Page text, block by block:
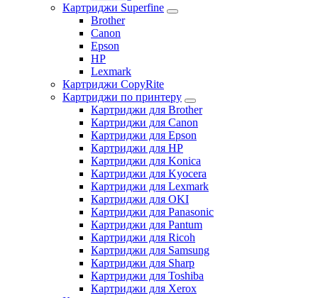
Картриджи Superfine
Brother
Canon
Epson
HP
Lexmark
Картриджи CopyRite
Картриджи по принтеру
Картриджи для Brother
Картриджи для Canon
Картриджи для Epson
Картриджи для HP
Картриджи для Konica
Картриджи для Kyocera
Картриджи для Lexmark
Картриджи для OKI
Картриджи для Panasonic
Картриджи для Pantum
Картриджи для Ricoh
Картриджи для Samsung
Картриджи для Sharp
Картриджи для Toshiba
Картриджи для Xerox